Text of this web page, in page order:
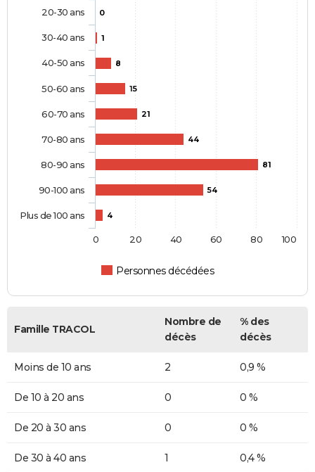
0
1
8
15
21
44
81
54
4
Personnes décédées
20-30 ans
30-40 ans
40-50 ans
50-60 ans
60-70 ans
70-80 ans
80-90 ans
90-100 ans
Plus de 100 ans
0 20 40 60 80 100
Famille TRACOL
Nombre de
décès
% des
décès
Moins de 10 ans 2 0,9 %
De 10 à 20 ans 0 0 %
De 20 à 30 ans 0 0 %
De 30 à 40 ans 1 0,4 %